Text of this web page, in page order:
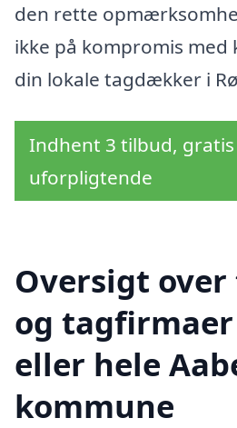
den rette
ikke på kompromis med
din lokale tagdækker i
Indhent 3 tilbud, gratis
uforpligtende
Oversigt
og
eller hele
kommune